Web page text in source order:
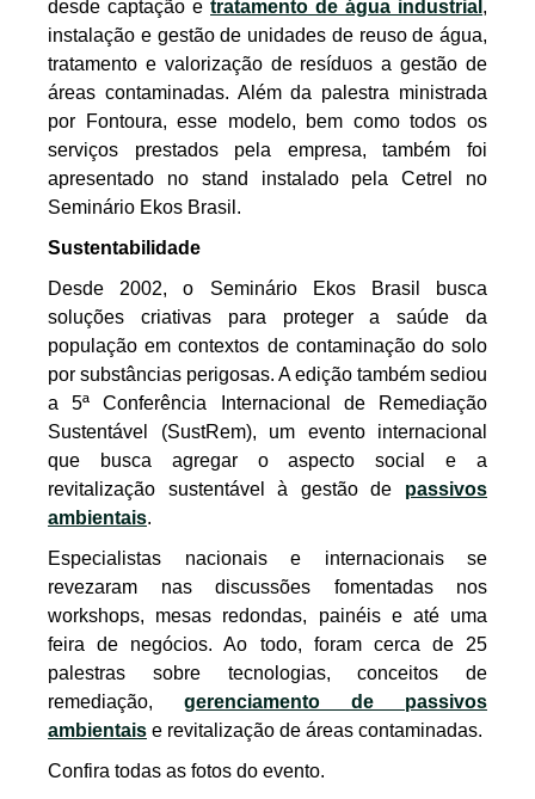
desde captação e tratamento de água industrial ,
instalação e gestão de unidades de reuso de água,
tratamento e valorização de resíduos a gestão de
áreas contaminadas. Além da palestra ministrada
por Fontoura, esse modelo, bem como todos os
serviços prestados pela empresa, também foi
apresentado no stand instalado pela Cetrel no
Seminário Ekos Brasil.
Sustentabilidade
Desde 2002, o Seminário Ekos Brasil busca
soluções criativas para proteger a saúde da
população em contextos de contaminação do solo
por substâncias perigosas. A edição também sediou
a 5ª Conferência Internacional de Remediação
Sustentável (SustRem), um evento internacional
que busca agregar o aspecto social e a
revitalização sustentável à gestão de passivos
ambientais.
Especialistas nacionais e internacionais se
revezaram nas discussões fomentadas nos
workshops, mesas redondas, painéis e até uma
feira de negócios. Ao todo, foram cerca de 25
palestras sobre tecnologias, conceitos de
remediação, gerenciamento de passivos
ambientais e revitalização de áreas contaminadas.
Confira todas as fotos do evento.
Vamos conversar pelo
Whatsapp
Nome
E-mail
Whatsapp
Estou de acordo com a Política de Privacidade
e com o fornecimento dos meus dados para que
a Cetrel entre em contato comigo.
FALAR COM ESPECIALISTA